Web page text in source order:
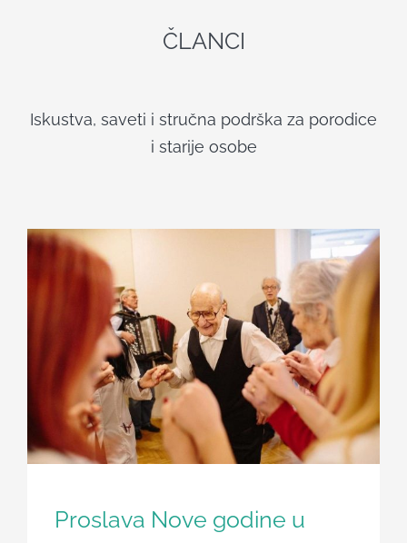
ČLANCI
Iskustva, saveti i stručna podrška za porodice
i starije osobe
Članci
Proslava Nove godine u